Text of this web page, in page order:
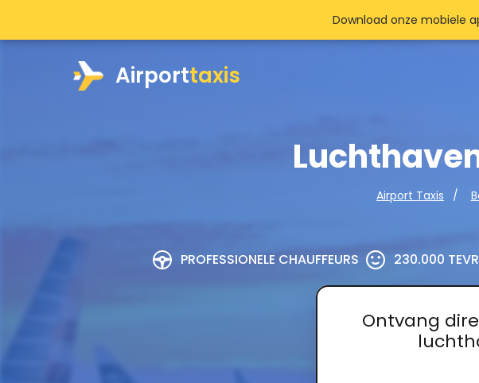
Airporttaxis
Airport Taxis
PROFESSIONELE CHAUFFEURS 230.000
Ontvang
Download onze mobiele